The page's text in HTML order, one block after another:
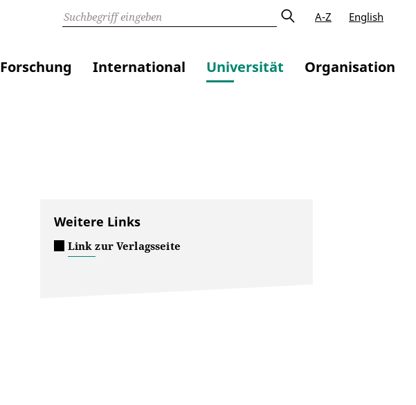
A-Z English
Forschung International Universität Organisation
Weitere Links
Link zur Verlagsseite